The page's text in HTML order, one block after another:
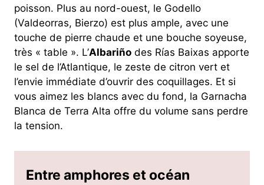
poisson. Plus au nord-ouest, le Godello
(Valdeorras, Bierzo) est plus ample, avec une
touche de pierre chaude et une bouche soyeuse,
très « table ». L’Albariño des Rías Baixas apporte
le sel de l’Atlantique, le zeste de citron vert et
l’envie immédiate d’ouvrir des coquillages. Et si
vous aimez les blancs avec du fond, la Garnacha
Blanca de Terra Alta offre du volume sans perdre
la tension.
Entre amphores et océan